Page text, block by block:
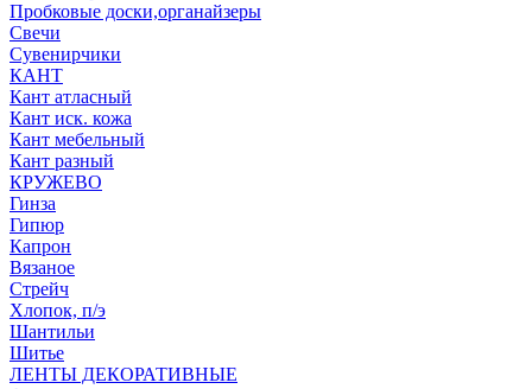
Пробковые доски,органайзеры
Свечи
Сувенирчики
КАНТ
Кант атласный
Кант иск. кожа
Кант мебельный
Кант разный
КРУЖЕВО
Гинза
Гипюр
Капрон
Вязаное
Стрейч
Хлопок, п/э
Шантильи
Шитье
ЛЕНТЫ ДЕКОРАТИВНЫЕ